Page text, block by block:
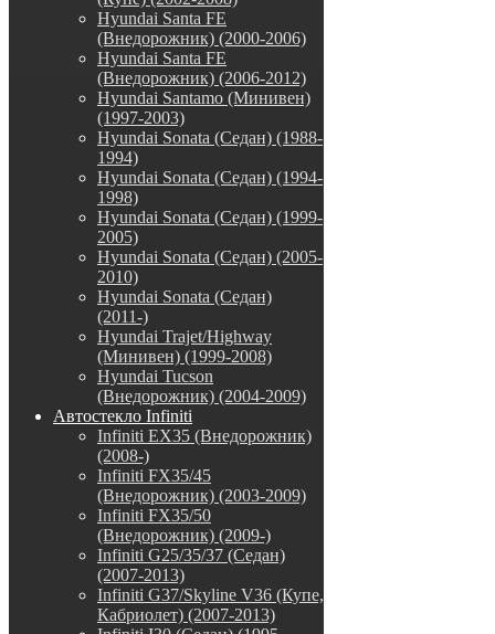
Hyundai Santa FE
(Внедорожник) (2000-2006)
Hyundai Santa FE
(Внедорожник) (2006-2012)
Hyundai Santamo (Минивен)
(1997-2003)
Hyundai Sonata (Седан) (1988-
1994)
Hyundai Sonata (Седан) (1994-
1998)
Hyundai Sonata (Седан) (1999-
2005)
Hyundai Sonata (Седан) (2005-
2010)
Hyundai Sonata (Седан)
(2011-)
Hyundai Trajet/Highway
(Минивен) (1999-2008)
Hyundai Tucson
(Внедорожник) (2004-2009)
Автостекло Infiniti
Infiniti EX35 (Внедорожник)
(2008-)
Infiniti FX35/45
(Внедорожник) (2003-2009)
Infiniti FX35/50
(Внедорожник) (2009-)
Infiniti G25/35/37 (Седан)
(2007-2013)
Infiniti G37/Skyline V36 (Купе,
Кабриолет) (2007-2013)